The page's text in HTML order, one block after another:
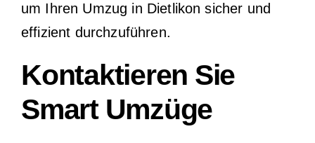
um Ihren Umzug in Dietlikon sicher und
effizient durchzuführen.
Kontaktieren Sie
Smart Umzüge